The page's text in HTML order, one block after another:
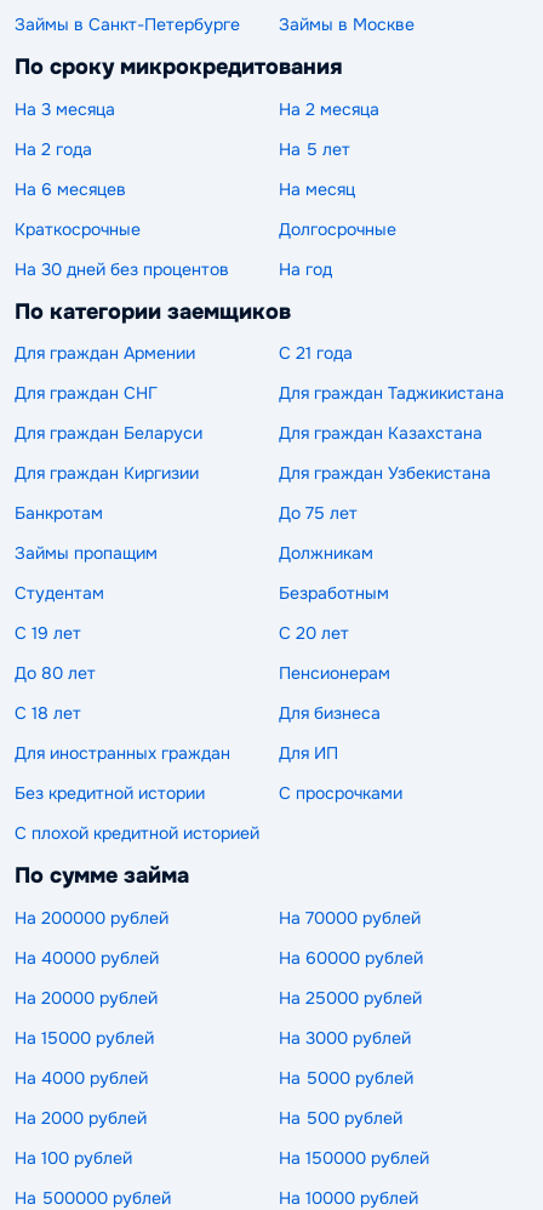
Займы в Санкт-Петербурге Займы в Москве
По сроку микрокредитования
На 3 месяца
На 2 месяца
На 2 года
На 5 лет
На 6 месяцев
На месяц
Краткосрочные
Долгосрочные
На 30 дней без процентов
На год
По категории заемщиков
Для граждан Армении
С 21 года
Для граждан СНГ
Для граждан Таджикистана
Для граждан Беларуси
Для граждан Казахстана
Для граждан Киргизии
Для граждан Узбекистана
Банкротам
До 75 лет
Займы пропащим
Должникам
Студентам
Безработным
С 19 лет
С 20 лет
До 80 лет
Пенсионерам
С 18 лет
Для бизнеса
Для иностранных граждан
Для ИП
Без кредитной истории
С просрочками
С плохой кредитной историей
По сумме займа
На 200000 рублей
На 70000 рублей
На 40000 рублей
На 60000 рублей
На 20000 рублей
На 25000 рублей
На 15000 рублей
На 3000 рублей
На 4000 рублей
На 5000 рублей
На 2000 рублей
На 500 рублей
На 100 рублей
На 150000 рублей
На 500000 рублей
На 10000 рублей